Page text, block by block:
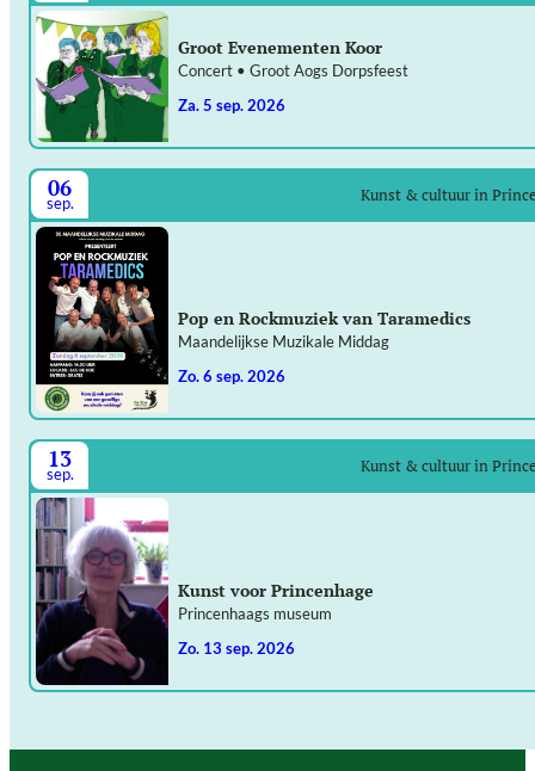
Groot Evenementen Koor
Concert • Groot Aogs Dorpsfeest
za. 5 sep. 2026
06
sep. Kunst & cultuur in
Pop en Rockmuziek van Taramedics
Maandelijkse Muzikale Middag
zo. 6 sep. 2026
13
sep. Kunst & cultuur in
Kunst voor Princenhage
Princenhaags museum
zo. 13 sep. 2026